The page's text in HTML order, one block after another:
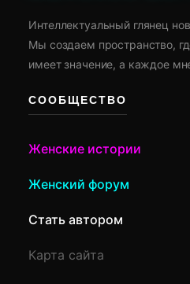
Интеллектуальный глянец
Мы создаем пространство,
имеет значение, а каждое
СООБЩЕСТВО
Женские истории
Женский форум
Стать автором
Карта сайта